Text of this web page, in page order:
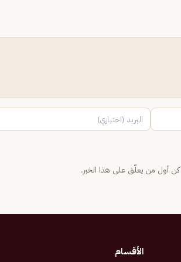
كن أول من يعلّق على هذا الخبر.
الأقسام